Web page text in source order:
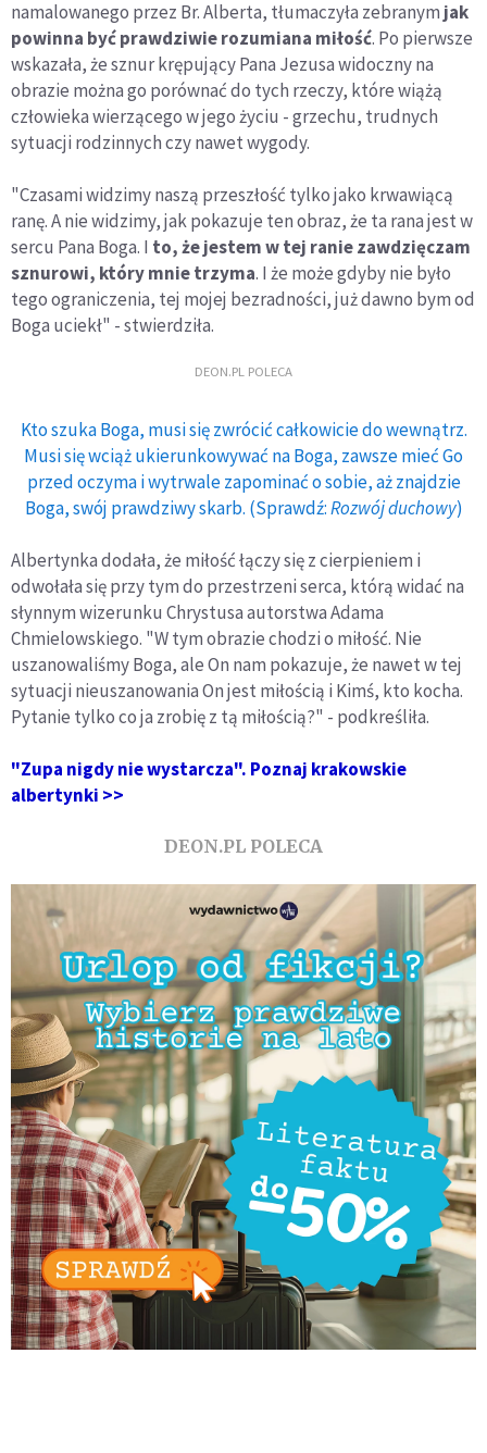
namalowanego przez Br. Alberta, tłumaczyła zebranym jak
powinna być prawdziwie rozumiana miłość. Po pierwsze
wskazała, że sznur krępujący Pana Jezusa widoczny na
obrazie można go porównać do tych rzeczy, które wiążą
człowieka wierzącego w jego życiu - grzechu, trudnych
sytuacji rodzinnych czy nawet wygody.
"Czasami widzimy naszą przeszłość tylko jako krwawiącą
ranę. A nie widzimy, jak pokazuje ten obraz, że ta rana jest w
sercu Pana Boga. I to, że jestem w tej ranie zawdzięczam
sznurowi, który mnie trzyma. I że może gdyby nie było
tego ograniczenia, tej mojej bezradności, już dawno bym od
Boga uciekł" - stwierdziła.
DEON.PL POLECA
Kto szuka Boga, musi się zwrócić całkowicie do wewnątrz.
Musi się wciąż ukierunkowywać na Boga, zawsze mieć Go
przed oczyma i wytrwale zapominać o sobie, aż znajdzie
Boga, swój prawdziwy skarb. (Sprawdź:Rozwój duchowy)
Albertynka dodała, że miłość łączy się z cierpieniem i
odwołała się przy tym do przestrzeni serca, którą widać na
słynnym wizerunku Chrystusa autorstwa Adama
Chmielowskiego. "W tym obrazie chodzi o miłość. Nie
uszanowaliśmy Boga, ale On nam pokazuje, że nawet w tej
sytuacji nieuszanowania On jest miłością i Kimś, kto kocha.
Pytanie tylko co ja zrobię z tą miłością?" - podkreśliła.
"Zupa nigdy nie wystarcza". Poznaj krakowskie
albertynki >>
DEON.PL POLECA